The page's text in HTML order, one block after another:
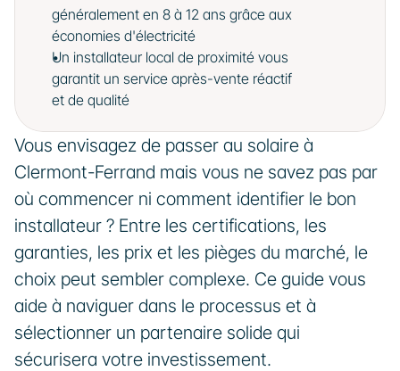
généralement en 8 à 12 ans grâce aux
économies d'électricité
Un installateur local de proximité vous
garantit un service après-vente réactif
et de qualité
Vous envisagez de passer au solaire à
Clermont-Ferrand mais vous ne savez pas par
où commencer ni comment identifier le bon
installateur ? Entre les certifications, les
garanties, les prix et les pièges du marché, le
choix peut sembler complexe. Ce guide vous
aide à naviguer dans le processus et à
sélectionner un partenaire solide qui
sécurisera votre investissement.